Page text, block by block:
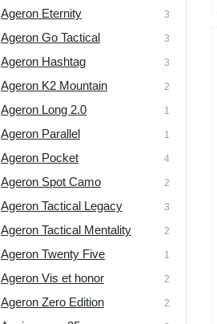
Ageron Eternity 3
Ageron Go Tactical 3
Ageron Hashtag 3
Ageron K2 Mountain 2
Ageron Long 2.0 1
Ageron Parallel 1
Ageron Pocket 4
Ageron Spot Camo 2
Ageron Tactical Legacy 3
Ageron Tactical Mentality 2
Ageron Twenty Five 1
Ageron Vis et honor 2
Ageron Zero Edition 2